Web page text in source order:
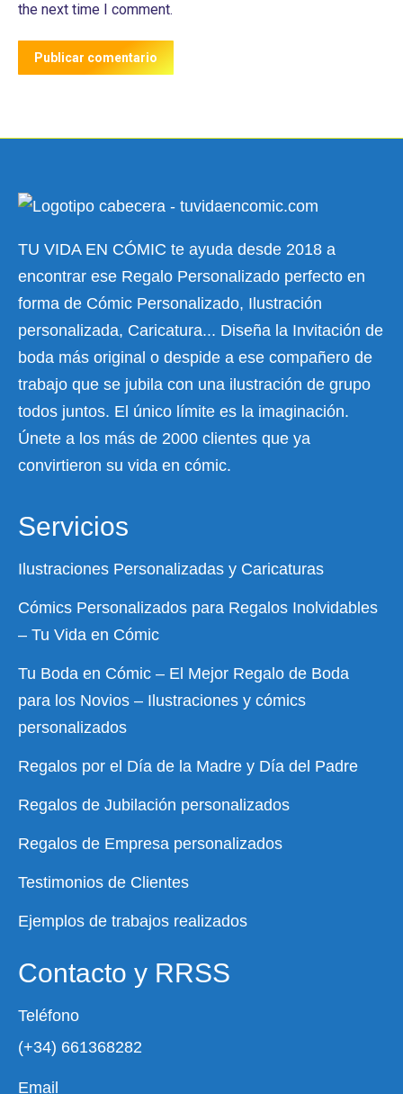
the next time I comment.
Publicar comentario
TU VIDA EN CÓMIC te ayuda desde 2018 a
encontrar ese Regalo Personalizado perfecto en
forma de Cómic Personalizado, Ilustración
personalizada, Caricatura... Diseña la Invitación de
boda más original o despide a ese compañero de
trabajo que se jubila con una ilustración de grupo
todos juntos. El único límite es la imaginación.
Únete a los más de 2000 clientes que ya
convirtieron su vida en cómic.
Servicios
Ilustraciones Personalizadas y Caricaturas
Cómics Personalizados para Regalos Inolvidables
– Tu Vida en Cómic
Tu Boda en Cómic – El Mejor Regalo de Boda
para los Novios – Ilustraciones y cómics
personalizados
Regalos por el Día de la Madre y Día del Padre
Regalos de Jubilación personalizados
Regalos de Empresa personalizados
Testimonios de Clientes
Ejemplos de trabajos realizados
Contacto y RRSS
Teléfono
(+34) 661368282
Email